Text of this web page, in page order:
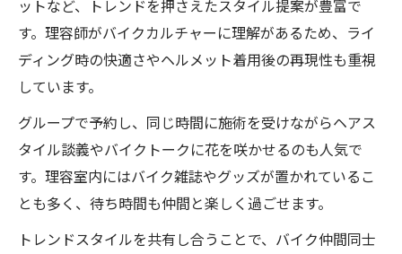
ットなど、トレンドを押さえたスタイル提案が豊富で
す。理容師がバイクカルチャーに理解があるため、ライ
ディング時の快適さやヘルメット着用後の再現性も重視
しています。
グループで予約し、同じ時間に施術を受けながらヘアス
タイル談義やバイクトークに花を咲かせるのも人気で
す。理容室内にはバイク雑誌やグッズが置かれているこ
とも多く、待ち時間も仲間と楽しく過ごせます。
トレンドスタイルを共有し合うことで、バイク仲間同士